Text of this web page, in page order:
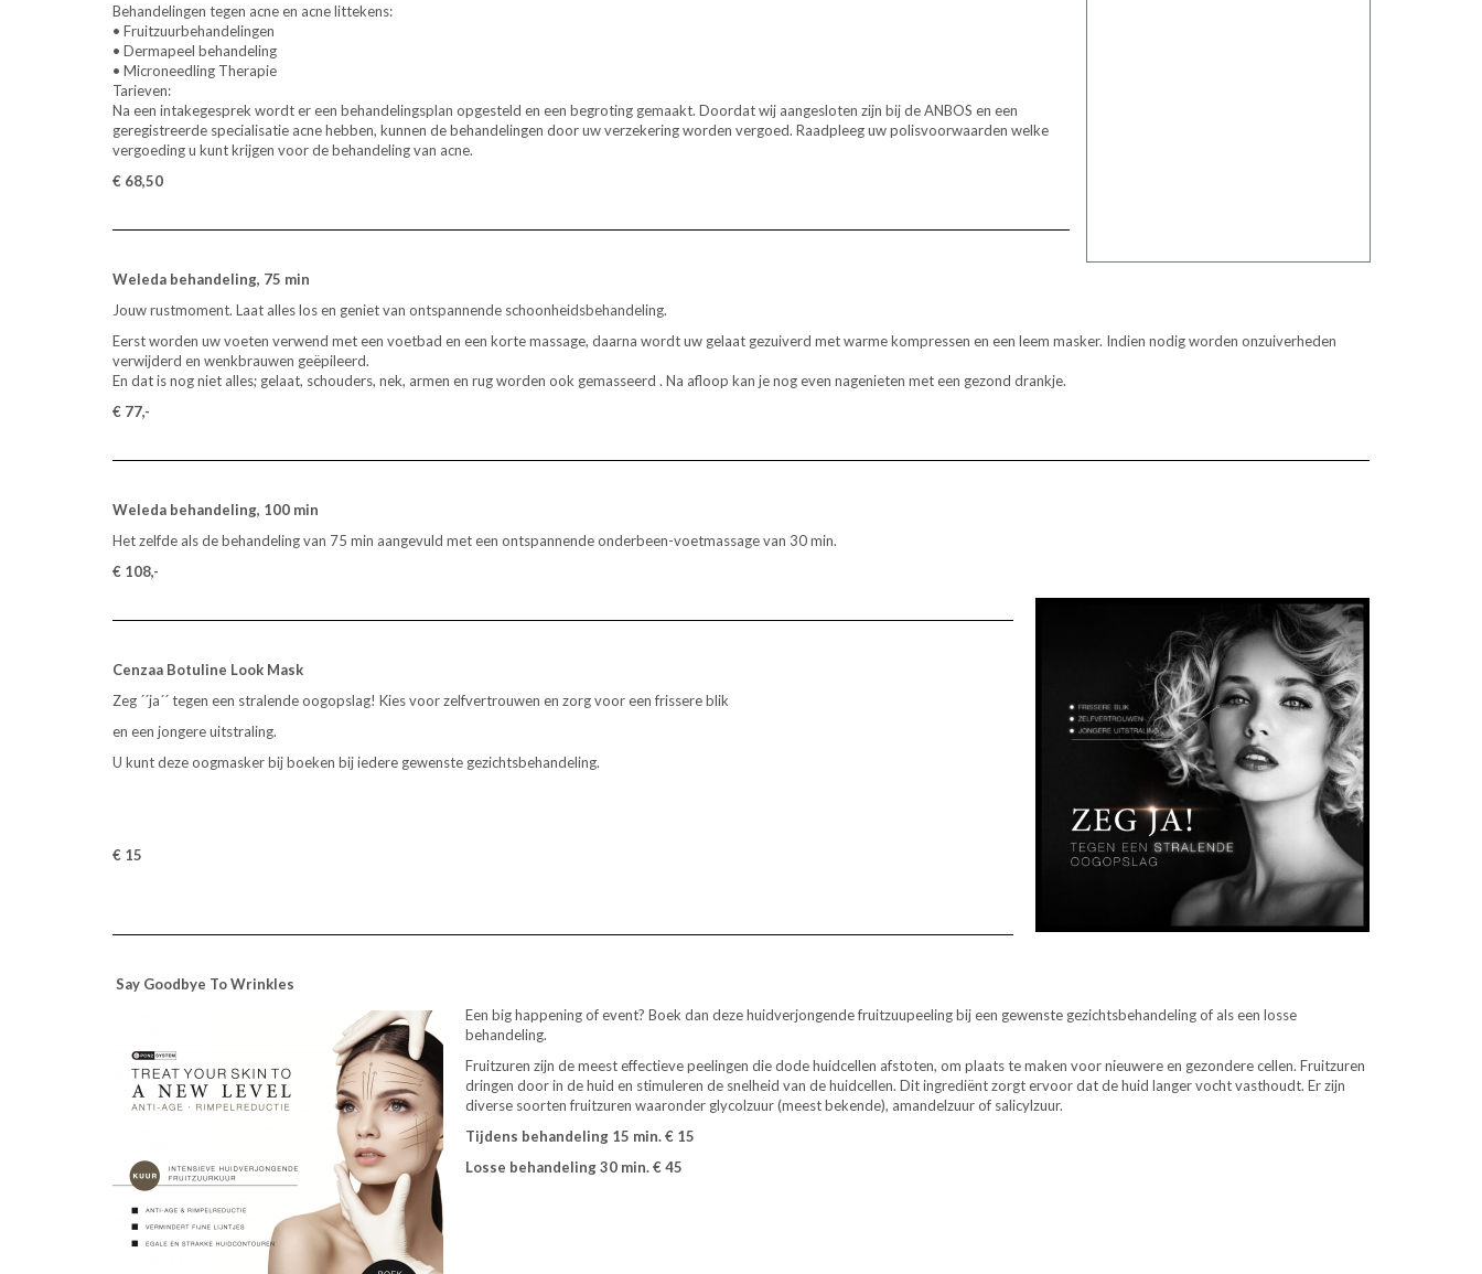
Behandelingen tegen acne en acne littekens:
• Fruitzuurbehandelingen
• Dermapeel behandeling
• Microneedling Therapie
Tarieven:
Na een intakegesprek wordt er een behandelingsplan opgesteld en een begroting gemaakt. Doordat wij aangesloten zijn bij de ANBOS en een
geregistreerde specialisatie acne hebben, kunnen de behandelingen door uw verzekering worden vergoed. Raadpleeg uw polisvoorwaarden welke
vergoeding u kunt krijgen voor de behandeling van acne.
€ 68,50
Weleda behandeling, 75 min
Jouw rustmoment. Laat alles los en geniet van ontspannende schoonheidsbehandeling.
Eerst worden uw voeten verwend met een voetbad en een korte massage, daarna wordt uw gelaat gezuiverd met warme kompressen en een leem masker. Indien nodig worden onzuiverheden
verwijderd en wenkbrauwen geëpileerd.
En dat is nog niet alles; gelaat, schouders, nek, armen en rug worden ook gemasseerd . Na afloop kan je nog even nagenieten met een gezond drankje.
€ 77,-
Weleda behandeling, 100 min
Het zelfde als de behandeling van 75 min aangevuld met een ontspannende onderbeen-voetmassage van 30 min.
€ 108,-
Cenzaa Botuline Look Mask
Zeg ´´ja´´ tegen een stralende oogopslag! Kies voor zelfvertrouwen en zorg voor een frissere blik
en een jongere uitstraling.
U kunt deze oogmasker bij boeken bij iedere gewenste gezichtsbehandeling.
€ 15
Say Goodbye To Wrinkles
Een big happening of event? Boek dan deze huidverjongende fruitzuupeeling bij een gewenste gezichtsbehandeling of als een losse
behandeling.
Fruitzuren zijn de meest effectieve peelingen die dode huidcellen afstoten, om plaats te maken voor nieuwere en gezondere cellen. Fruitzuren
dringen door in de huid en stimuleren de snelheid van de huidcellen. Dit ingrediënt zorgt ervoor dat de huid langer vocht vasthoudt. Er zijn
diverse soorten fruitzuren waaronder glycolzuur (meest bekende), amandelzuur of salicylzuur.
Tijdens behandeling 15 min. € 15
Losse behandeling 30 min. € 45